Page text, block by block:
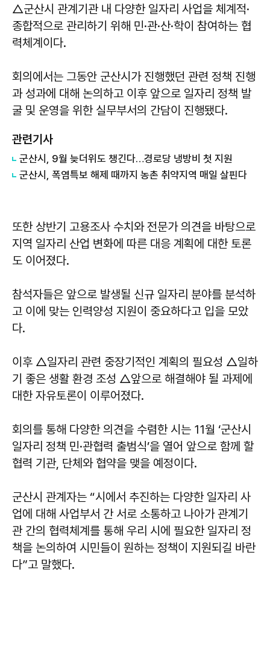
△군산시 관계기관 내 다양한 일자리 사업을 체계적·
종합적으로 관리하기 위해 민·관·산·학이 참여하는 협
력체계이다.
회의에서는 그동안 군산시가 진행했던 관련 정책 진행
과 성과에 대해 논의하고 이후 앞으로 일자리 정책 발
굴 및 운영을 위한 실무부서의 간담이 진행됐다.
관련기사
군산시, 9월 늦더위도 챙긴다…경로당 냉방비 첫 지원
군산시, 폭염특보 해제 때까지 농촌 취약지역 매일 살핀다
또한 상반기 고용조사 수치와 전문가 의견을 바탕으로
지역 일자리 산업 변화에 따른 대응 계획에 대한 토론
도 이어졌다.
참석자들은 앞으로 발생될 신규 일자리 분야를 분석하
고 이에 맞는 인력양성 지원이 중요하다고 입을 모았
다.
이후 △일자리 관련 중장기적인 계획의 필요성 △일하
기 좋은 생활 환경 조성 △앞으로 해결해야 될 과제에
대한 자유토론이 이루어졌다.
회의를 통해 다양한 의견을 수렴한 시는 11월 ‘군산시
일자리 정책 민·관협력 출범식’을 열어 앞으로 함께 할
협력 기관, 단체와 협약을 맺을 예정이다.
군산시 관계자는 “시에서 추진하는 다양한 일자리 사
업에 대해 사업부서 간 서로 소통하고 나아가 관계기
관 간의 협력체계를 통해 우리 시에 필요한 일자리 정
책을 논의하여 시민들이 원하는 정책이 지원되길 바란
다”고 말했다.